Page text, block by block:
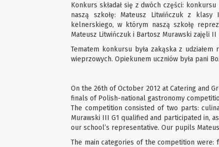
Konkurs składał się z dwóch części:
naszą szkołę: Mateusz Litwińczuk z
kelnerskiego, w którym naszą szkołę
Mateusz Litwińczuk i Bartosz Murawski zajęli II
Tematem konkursu była zakąska z
wieprzowych. Opiekunem uczniów była pani
On the 26th of October 2012 at Catering and
finals of Polish-national gastronomy
The competition consisted of two parts:
Murawski III G1 qualified and participated in,
our school’s representative. Our pupils
The main categories of the competition